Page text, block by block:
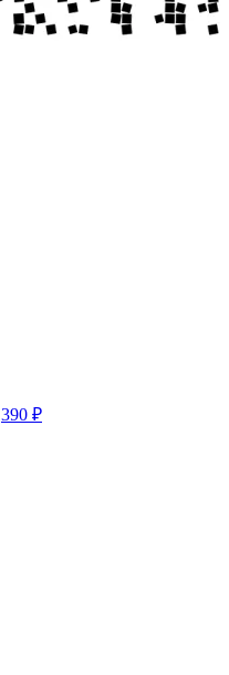
390 ₽